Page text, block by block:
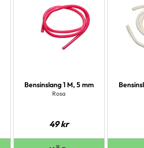
Bensinslang 1 M, 5 mm
Rosa
49kr